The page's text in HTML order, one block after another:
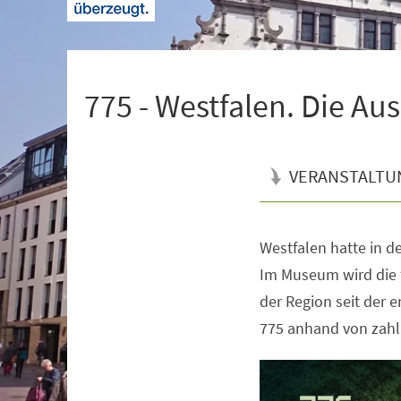
775 - Westfalen. Die
Westfalen hatte in
Im Museum wird
der Region seit der
775 anhand von